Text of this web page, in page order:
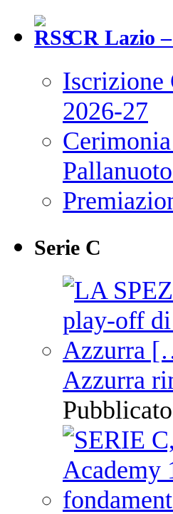
CR Lazio
Iscrizione
2026-27
Serie C
Azzurra